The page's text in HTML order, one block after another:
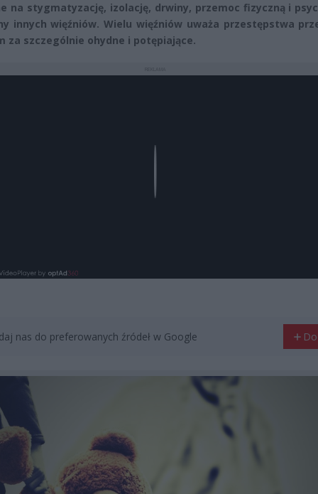
na stygmatyzację, izolację, drwiny, przemoc fizyczną i
innych więźniów. Wielu więźniów uważa przestępstwa
za szczególnie ohydne i potępiające.
nas do preferowanych źródeł w Google